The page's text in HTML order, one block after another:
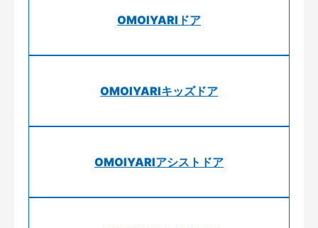
OMOIYARIドア
OMOIYARIキッズドア
OMOIYARIアシストドア